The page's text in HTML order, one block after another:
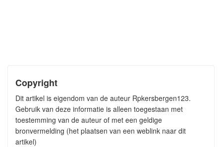
Copyright
Dit artikel is eigendom van de auteur Rpkersbergen123.
Gebruik van deze informatie is alleen toegestaan met
toestemming van de auteur of met een geldige
bronvermelding (het plaatsen van een weblink naar dit
artikel)